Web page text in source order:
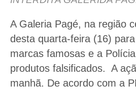
A Galeria Pagé, na região
desta quarta-feira (16)
marcas famosas e a
produtos falsificados. A
manhã. De acordo com a